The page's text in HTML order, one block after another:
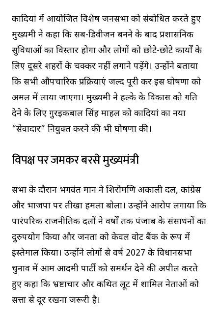
कादियां में आयोजित विशेष जनसभा को संबोधित करते हुए
मुख्यमंत्री ने कहा कि सब-डिवीजन बनने के बाद प्रशासनिक
सुविधाओं का विस्तार होगा और लोगों को छोटे-छोटे कार्यों के
लिए दूसरे शहरों के चक्कर नहीं लगाने पड़ेंगे। उन्होंने बताया
कि सभी औपचारिक प्रक्रियाएं जल्द पूरी कर इस घोषणा को
अमल में लाया जाएगा। मुख्यमंत्री ने हल्के के विकास को गति
देने के लिए गुरइकबाल सिंह माहल को कादियां का नया
“सेवादार” नियुक्त करने की भी घोषणा की।
विपक्ष पर जमकर बरसे मुख्यमंत्री
सभा के दौरान भगवंत मान ने शिरोमणि अकाली दल, कांग्रेस
और भाजपा पर तीखा हमला बोला। उन्होंने आरोप लगाया कि
पारंपरिक राजनीतिक दलों ने वर्षों तक पंजाब के संसाधनों का
दुरुपयोग किया और जनता को केवल वोट बैंक के रूप में
इस्तेमाल किया। उन्होंने लोगों से वर्ष 2027 के विधानसभा
चुनाव में आम आदमी पार्टी को समर्थन देने की अपील करते
हुए कहा कि भ्रष्टाचार और कथित लूट में शामिल नेताओं को
सत्ता से दूर रखना जरूरी है।